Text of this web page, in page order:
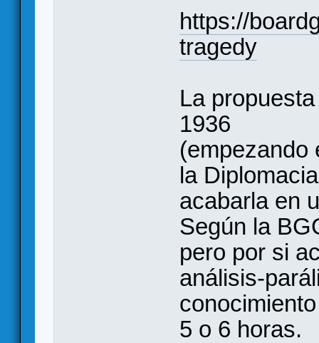
https://
tragedy
La
1936
(empezando
la
acabarla en
Según la
pero por si
análisis-
5 o 6 horas.